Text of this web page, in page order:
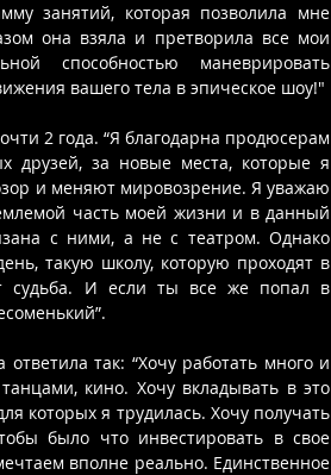
занятий, которая позволила мне
она взяла и претворила все мои
способностью маневрировать
вашего тела в эпическое шоу!"
2 года. “Я благодарна продюсерам
друзей, за новые места, которые я
и меняют мировозрение. Я уважаю
часть моей жизни и в данный
с ними, а не с театром. Однако
такую школу, которую проходят в
судьба. И если ты все же попал в
так: “Хочу работать много и
кино. Хочу вкладывать в это
которых я трудилась. Хочу получать
было что инвестировать в свое
вполне реально. Единственное